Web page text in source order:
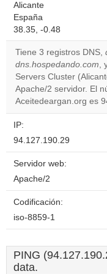
Alicante
España
38.35, -0.48
Tiene 3 registros DNS,
dns.hospedando.com,
Servers Cluster
Apache/2 servidor. El
Aceitedeargan.org es
IP:
94.127.190.29
Servidor web:
Apache/2
Codificación:
iso-8859-1
PING
data.